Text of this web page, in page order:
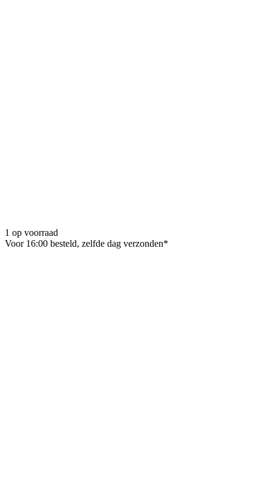
1 op voorraad
Voor 16:00 besteld, zelfde dag verzonden*